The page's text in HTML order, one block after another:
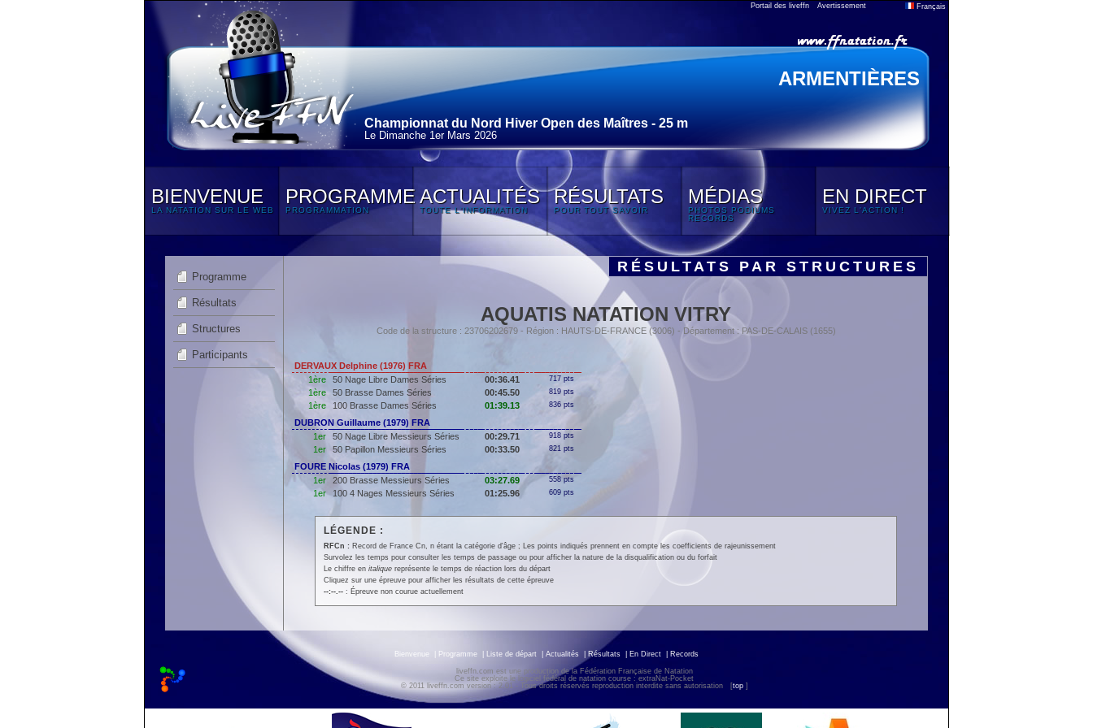
Portail des liveffn Avertissement Français
ARMENTIÈRES
Championnat du Nord Hiver Open des Maîtres - 25 m
Le Dimanche 1erMars 2026
BIENVENUE
LA NATATION SUR LE WEB
PROGRAMME
PROGRAMMATION
ACTUALITÉS
TOUTE L'INFORMATION
RÉSULTATS
POUR TOUT SAVOIR
MÉDIAS
PHOTOS PODIUMS
RECORDS
EN DIRECT
VIVEZ L'ACTION !
Programme
Résultats
Structures
Participants
RÉSULTATS PAR STRUCTURES
AQUATIS NATATION VITRY
Code de la structure : 23706202679 - Région : HAUTS-DE-FRANCE (3006) - Département : PAS-DE-CALAIS (1655)
DERVAUX Delphine (1976) FRA
1ère
50 Nage Libre Dames Séries 00:36.41 717 pts
1ère 50 Brasse Dames Séries 00:45.50 819 pts
1ère 100 Brasse Dames Séries 01:39.13 836 pts
DUBRON Guillaume (1979) FRA
1er
50 Nage Libre Messieurs Séries 00:29.71 918 pts
1er 50 Papillon Messieurs Séries 00:33.50 821 pts
FOURE Nicolas (1979) FRA
1er
200 Brasse Messieurs Séries 03:27.69 558 pts
1er 100 4 Nages Messieurs Séries 01:25.96 609 pts
LÉGENDE :
RFCn : Record de France Cn, n étant la catégorie d'âge ; Les points indiqués prennent en compte les coefficients de rajeunissement
Survolez les temps pour consulter les temps de passage ou pour afficher la nature de la disqualification ou du forfait
Le chiffre en italiquereprésente le temps de réaction lors du départ
Cliquez sur une épreuve pour afficher les résultats de cette épreuve
--:--.--: Épreuve non courue actuellement
Bienvenue Programme Liste de départ Actualités Résultats En Direct Records
liveffn.com est une production de la Fédération Française de Natation
Ce site exploite le logiciel fédéral de natation course : extraNat-Pocket
© 2011 liveffn.com version : 2.01 - Tous droits réservés reproduction interdite sans autorisation
[top ]